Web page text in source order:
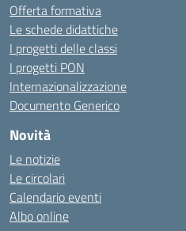
Offerta formativa
Le schede didattiche
I progetti delle classi
I progetti PON
Internazionalizzazione
Documento Generico
Novità
Le notizie
Le circolari
Calendario eventi
Albo online